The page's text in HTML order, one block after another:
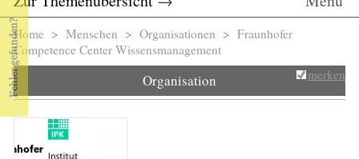
Sie sind hier
Home > Menschen > Organisationen > Fraunhofer
Competence Center Wissensmanagement
Organisation merken